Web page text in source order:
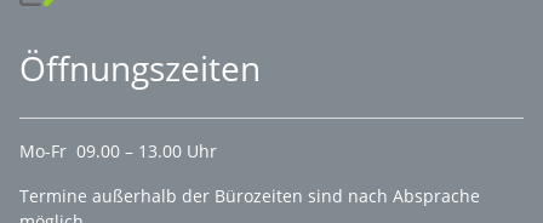
Öffnungszeiten
Mo-Fr 09.00 – 13.00 Uhr
Termine außerhalb der Bürozeiten sind nach Absprache